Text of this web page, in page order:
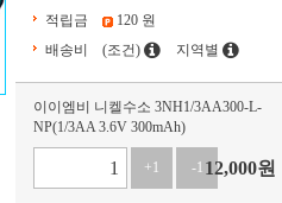
적립금
120 원
배송비
(조건) 지역별
이이엠비 니켈수소 3NH1/3AA300-L-
NP(1/3AA 3.6V 300mAh)
+1 -1 12,000원